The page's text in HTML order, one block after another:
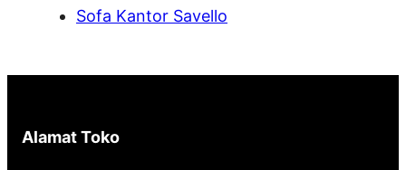
Sofa Kantor Savello
Alamat Toko